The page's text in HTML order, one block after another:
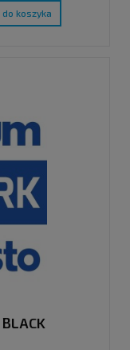
do koszyka